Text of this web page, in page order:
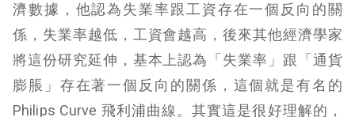
濟數據，他認為失業率跟工資存在一個反向的關
係，失業率越低，工資會越高，後來其他經濟學家
將這份研究延伸，基本上認為「失業率」跟「通貨
膨脹」存在著一個反向的關係，這個就是有名的
Philips Curve 飛利浦曲線。其實這是很好理解的，